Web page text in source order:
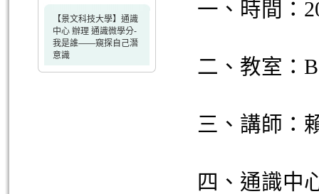
【景文科技大學】通識
中心 辦理 通識微學分-
我是誰——窺探自己潛
意識
一 、 時間：
二 、 教室：
三 、 講師：
四 、 通識中